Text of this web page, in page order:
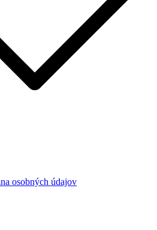
osobných údajov